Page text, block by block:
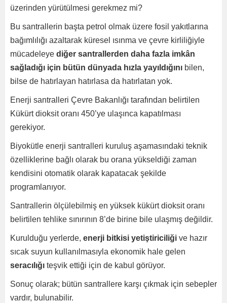
üzerinden yürütülmesi gerekmez mi?
Bu santrallerin başta petrol olmak üzere fosil yakıtlarına
bağımlılığı azaltarak küresel ısınma ve çevre kirliliğiyle
mücadeleye diğer santrallerden daha fazla imkân
sağladığı için bütün dünyada hızla yayıldığını bilen,
bilse de hatırlayan hatırlasa da hatırlatan yok.
Enerji santralleri Çevre Bakanlığı tarafından belirtilen
Kükürt dioksit oranı 450’ye ulaşınca kapatılması
gerekiyor.
Biyokütle enerji santralleri kuruluş aşamasındaki teknik
özelliklerine bağlı olarak bu orana yükseldiği zaman
kendisini otomatik olarak kapatacak şekilde
programlanıyor.
Santrallerin ölçülebilmiş en yüksek kükürt dioksit oranı
belirtilen tehlike sınırının 8’de birine bile ulaşmış değildir.
Kurulduğu yerlerde, enerji bitkisi yetiştiriciliği ve hazır
sıcak suyun kullanılmasıyla ekonomik hale gelen
seracılığı teşvik ettiği için de kabul görüyor.
Sonuç olarak; bütün santrallere karşı çıkmak için sebepler
vardır, bulunabilir.